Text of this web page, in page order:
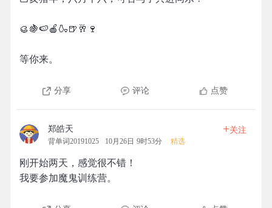
🥮🍇🍉🍎🍶🍺🥂🍷
等你来。
分享 评论 点赞
郑皓天
背单词20191025 10月26日 9时53分 精选
+关注
刚开始两天，感觉很不错！
我要参加魔鬼训练营。